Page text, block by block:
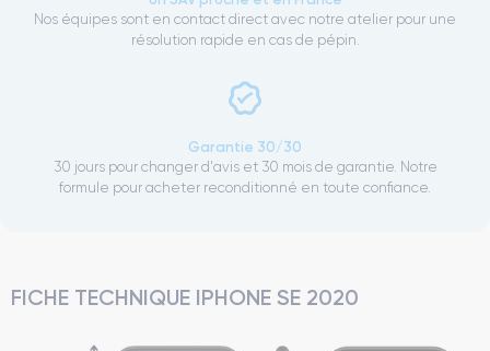
Nos équipes sont en contact direct avec notre atelier pour une
résolution rapide en cas de pépin.
Garantie 30/30
30 jours pour changer d'avis et 30 mois de garantie. Notre
formule pour acheter reconditionné en toute confiance.
FICHE TECHNIQUE IPHONE SE 2020